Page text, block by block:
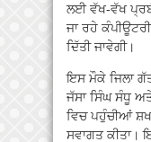
ਲਈ ਵੱਖ-ਵੱਖ
ਜਾ ਰਹੇ
ਦਿੱਤੀ ਜਾਵੇਗੀ।
ਇਸ ਮੌਕੇ ਜਿਲਾ
ਜੱਸਾ ਸਿੰਘ ਸੰਧੂ
ਵਿਚ ਪਹੁੰਚੀਆਂ
ਸਵਾਗਤ ਕੀਤਾ।